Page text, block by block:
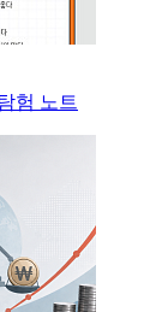
험 노트